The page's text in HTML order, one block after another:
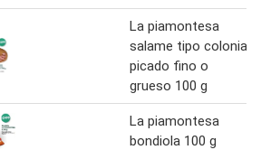
La piamontesa
salame tipo colonia
picado fino o
grueso 100 g
La piamontesa
bondiola 100 g